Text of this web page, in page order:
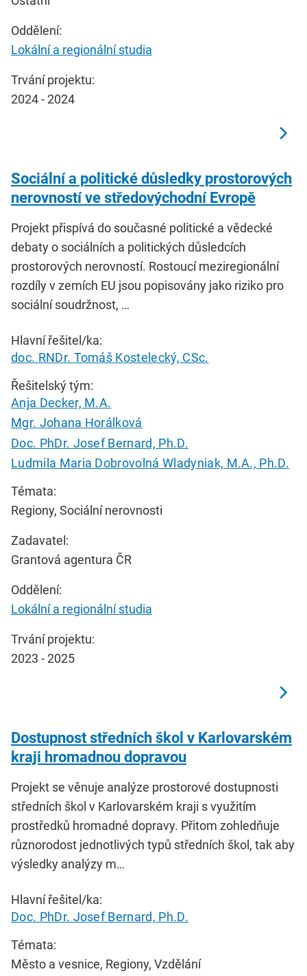
Oddělení:
Lokální a regionální studia
Trvání projektu:
2024 - 2024
Sociální a politické důsledky prostorových
nerovností ve středovýchodní Evropě
Projekt přispívá do současné politické a vědecké
debaty o sociálních a politických důsledcích
prostorových nerovností. Rostoucí meziregionální
rozdíly v zemích EU jsou popisovány jako riziko pro
sociální soudržnost, …
Hlavní řešitel/ka:
doc. RNDr. Tomáš Kostelecký, CSc.
Řešitelský tým:
Anja Decker, M.A.
Mgr. Johana Horálková
Doc. PhDr. Josef Bernard, Ph.D.
Ludmila Maria Dobrovolná Wladyniak, M.A., Ph.D.
Témata:
Regiony, Sociální nerovnosti
Zadavatel:
Grantová agentura ČR
Oddělení:
Lokální a regionální studia
Trvání projektu:
2023 - 2025
Dostupnost středních škol v Karlovarském
kraji hromadnou dopravou
Projekt se věnuje analýze prostorové dostupnosti
středních škol v Karlovarském kraji s využitím
prostředků hromadné dopravy. Přitom zohledňuje
různorodost jednotlivých typů středních škol, tak aby
výsledky analýzy m…
Hlavní řešitel/ka:
Doc. PhDr. Josef Bernard, Ph.D.
Témata:
Město a vesnice, Regiony, Vzdělání